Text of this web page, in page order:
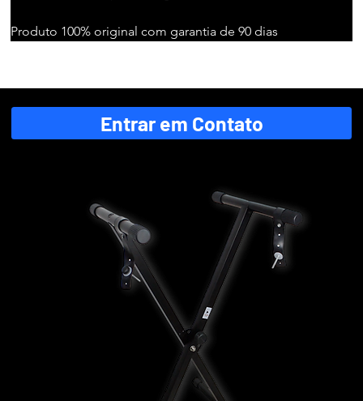
Produto 100% original com garantia de 90 dias
Entrar em Contato